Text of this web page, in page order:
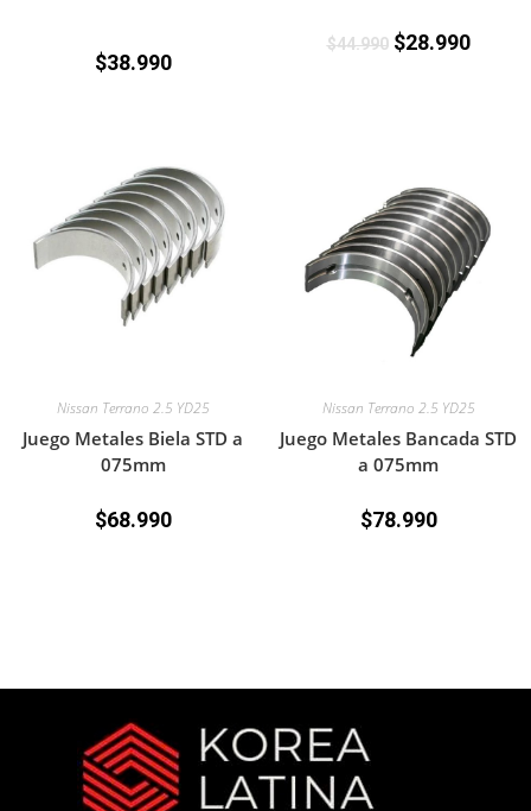
$38.990
$44.990 $28.990
Nissan Terrano 2.5 YD25
Juego Metales Biela STD a
075mm
$68.990
Nissan Terrano 2.5 YD25
Juego Metales Bancada STD
a 075mm
$78.990